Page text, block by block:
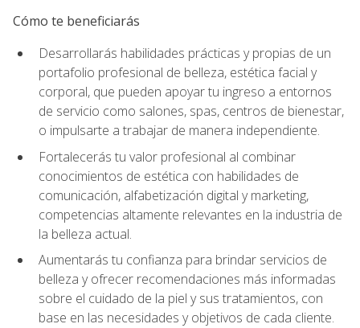
Cómo te beneficiarás
Desarrollarás habilidades prácticas y propias de un
portafolio profesional de belleza, estética facial y
corporal, que pueden apoyar tu ingreso a entornos
de servicio como salones, spas, centros de bienestar,
o impulsarte a trabajar de manera independiente.
Fortalecerás tu valor profesional al combinar
conocimientos de estética con habilidades de
comunicación, alfabetización digital y marketing,
competencias altamente relevantes en la industria de
la belleza actual.
Aumentarás tu confianza para brindar servicios de
belleza y ofrecer recomendaciones más informadas
sobre el cuidado de la piel y sus tratamientos, con
base en las necesidades y objetivos de cada cliente.